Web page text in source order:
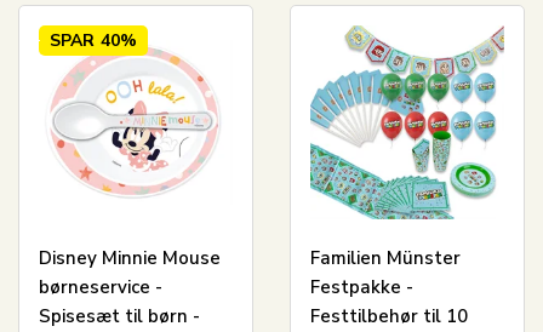
SPAR 40%
Disney Minnie Mouse
børneservice -
Spisesæt til børn -
Familien Münster
Festpakke -
Festtilbehør til 10